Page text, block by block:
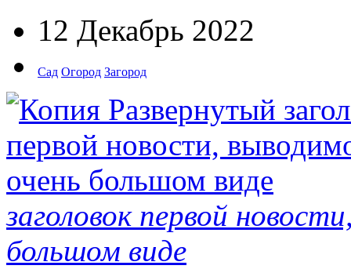
12 Декабрь 2022
Сад Огород Загород
заголовок первой
большом виде